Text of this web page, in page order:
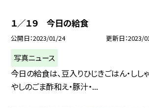
１／１９ 今日の給食
公開日 2023/01/24 更新日 2023/
写真ニュース
今日の給食は、豆入りひじきごはん・しし
やしのごま酢和え・豚汁・...